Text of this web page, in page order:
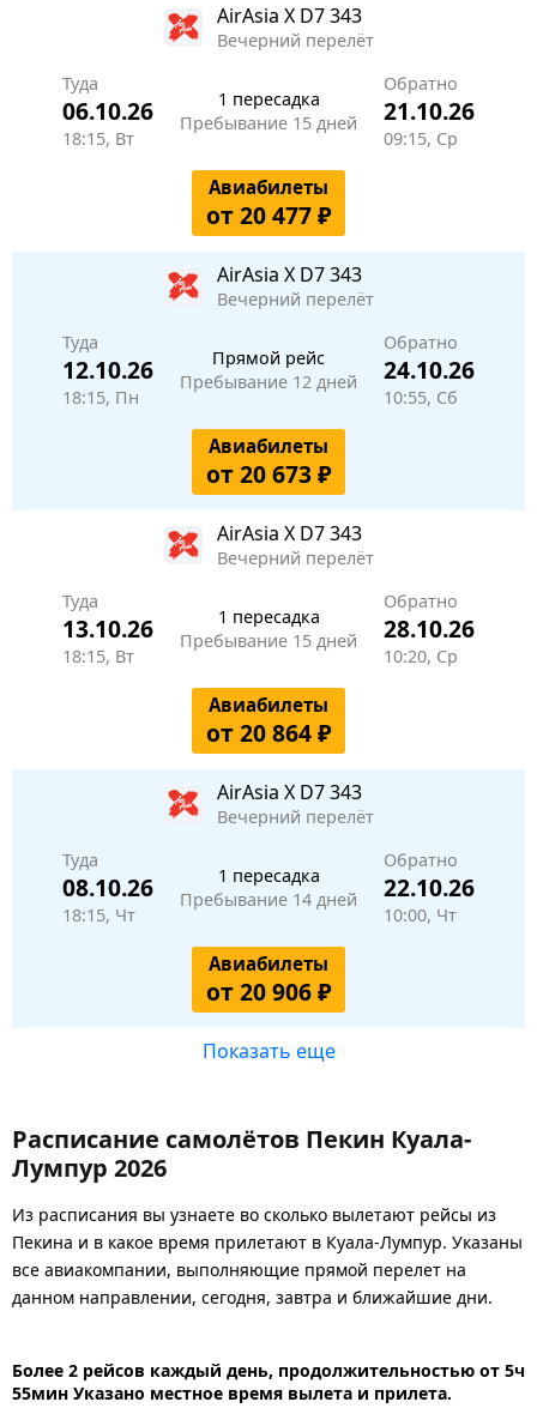
AirAsia X D7 343
Вечерний перелёт
Туда
06.10.26
18:15, Вт
1 пересадка
Пребывание 15 дней
Обратно
21.10.26
09:15, Ср
Авиабилеты
от 20 477 ₽
AirAsia X D7 343
Вечерний перелёт
Туда
12.10.26
18:15, Пн
Прямой рейс
Пребывание 12 дней
Обратно
24.10.26
10:55, Сб
Авиабилеты
от 20 673 ₽
AirAsia X D7 343
Вечерний перелёт
Туда
13.10.26
18:15, Вт
1 пересадка
Пребывание 15 дней
Обратно
28.10.26
10:20, Ср
Авиабилеты
от 20 864 ₽
AirAsia X D7 343
Вечерний перелёт
Туда
08.10.26
18:15, Чт
1 пересадка
Пребывание 14 дней
Обратно
22.10.26
10:00, Чт
Авиабилеты
от 20 906 ₽
Показать еще
Расписание самолётов Пекин Куала-
Лумпур 2026
Из расписания вы узнаете во сколько вылетают рейсы из
Пекина и в какое время прилетают в Куала-Лумпур. Указаны
все авиакомпании, выполняющие прямой перелет на
данном направлении, сегодня, завтра и ближайшие дни.
Более 2 рейсов каждый день, продолжительностью от 5ч
55мин Указано местное время вылета и прилета.